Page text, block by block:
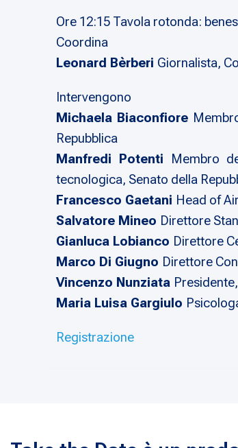
Ore 12:15 Tavola rotonda:
Coordina
Leonard Bèrberi Giornalista,
Intervengono
Michaela Biaconfiore
Repubblica
Manfredi Potenti Membro
tecnologica, Senato della
Francesco Gaetani Head of
Salvatore Mineo Direttore
Gianluca Lobianco Direttore
Marco Di Giugno Direttore
Vincenzo Nunziata
Maria Luisa Gargiulo
Registrazione